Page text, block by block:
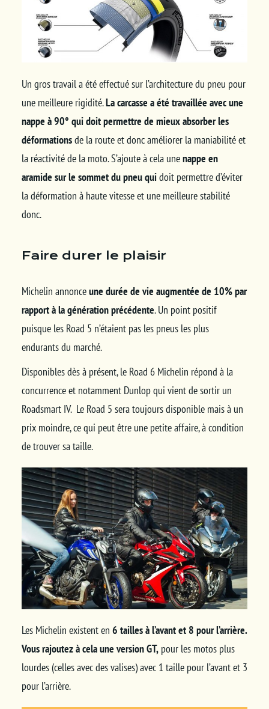
Un gros travail a été effectué sur l’architecture du pneu pour
une meilleure rigidité.La carcasse a été travaillée avec une
nappe à 90° qui doit permettre de mieux absorber les
déformationsde la route et donc améliorer la maniabilité et
la réactivité de la moto. S’ajoute à cela unenappe en
aramide sur le sommet du pneu quidoit permettre d’éviter
la déformation à haute vitesse et une meilleure stabilité
donc.
Faire durer le plaisir
Michelin annonceune durée de vie augmentée de 10% par
rapport à la génération précédente. Un point positif
puisque les Road 5 n’étaient pas les pneus les plus
endurants du marché.
Disponibles dès à présent, le Road 6 Michelin répond à la
concurrence et notamment Dunlop qui vient de sortir un
Roadsmart IV. Le Road 5 sera toujours disponible mais à un
prix moindre, ce qui peut être une petite affaire, à condition
de trouver sa taille.
Les Michelin existent en 6 tailles à l’avant et 8 pour l’arrière.
Vous rajoutez à cela une version GT,pour les motos plus
lourdes (celles avec des valises) avec 1 taille pour l’avant et 3
pour l’arrière.